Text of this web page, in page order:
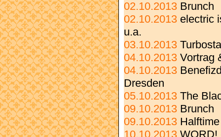
02.10.2013 Brunch
02.10.2013 electric
u.a.
03.10.2013
04.10.2013 Vortrag
04.10.2013
Dresden
05.10.2013 The
09.10.2013 Brunch
09.10.2013 Halftime
10.10.2013 WORD!